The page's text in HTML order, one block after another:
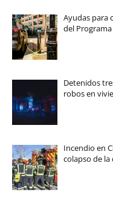
Ayudas para
del
Detenidos
robos en
Incendio en
colapso de